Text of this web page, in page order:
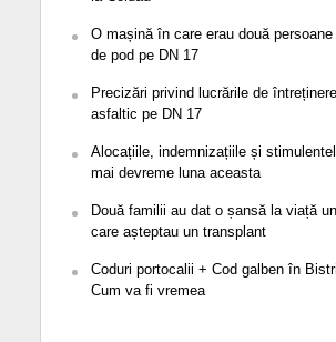
O mașină în care erau două
de pod pe DN 17
Precizări privind lucrările de
asfaltic pe DN 17
Alocațiile, indemnizațiile și
mai devreme luna aceasta
Două familii au dat o șansă la viață
care așteptau un transplant
Coduri portocalii + Cod galben în
Cum va fi vremea